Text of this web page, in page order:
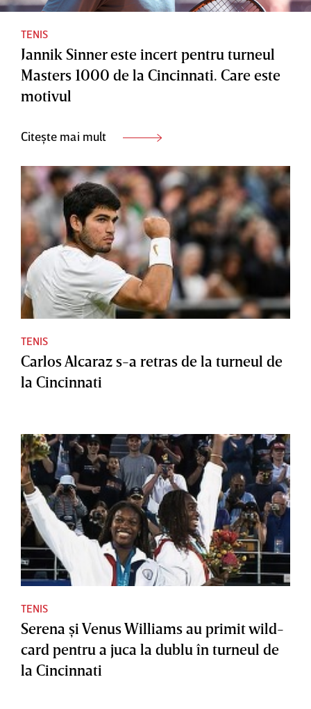
TENIS
Jannik Sinner este incert pentru turneul
Masters 1000 de la Cincinnati. Care este
motivul
Citește mai mult
TENIS
Carlos Alcaraz s-a retras de la turneul de
la Cincinnati
TENIS
Serena şi Venus Williams au primit wild-
card pentru a juca la dublu în turneul de
la Cincinnati